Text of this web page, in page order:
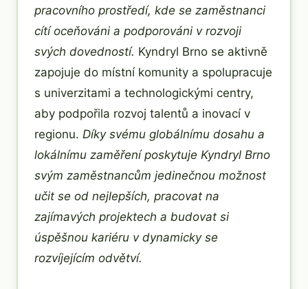
pracovního prostředí, kde se zaměstnanci
cítí oceňováni a podporováni v rozvoji
svých dovedností. Kyndryl Brno se aktivně
zapojuje do místní komunity a spolupracuje
s univerzitami a technologickými centry,
aby podpořila rozvoj talentů a inovací v
regionu. Díky svému globálnímu dosahu a
lokálnímu zaměření poskytuje Kyndryl Brno
svým zaměstnancům jedinečnou možnost
učit se od nejlepších, pracovat na
zajímavých projektech a budovat si
úspěšnou kariéru v dynamicky se
rozvíjejícím odvětví.